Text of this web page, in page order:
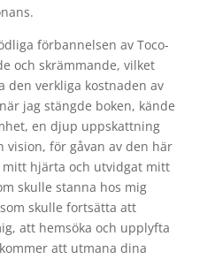
förbannelsen av Toco-
och skrämmande, vilket
verkliga kostnaden av
jag stängde boken, kände
en djup uppskattning
för gåvan av den här
hjärta och utvidgat mitt
skulle stanna hos mig
skulle fortsätta att
att hemsöka och upplyfta
att utmana dina